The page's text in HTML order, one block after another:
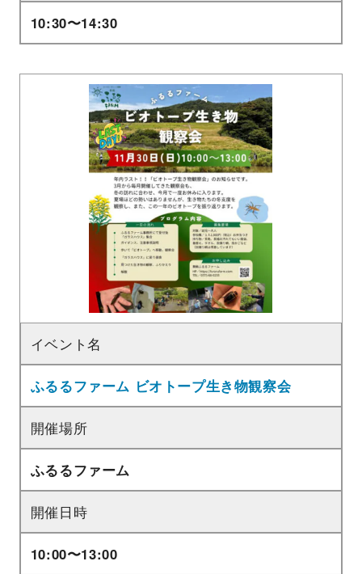
10:30〜14:30
イベント名
ふるるファーム ビオトープ生き物観察会
開催場所
ふるるファーム
開催日時
10:00〜13:00